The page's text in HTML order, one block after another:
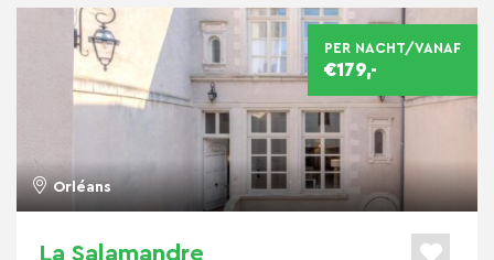
PER NACHT/VANAF
€179,-
Orléans
La Salamandre